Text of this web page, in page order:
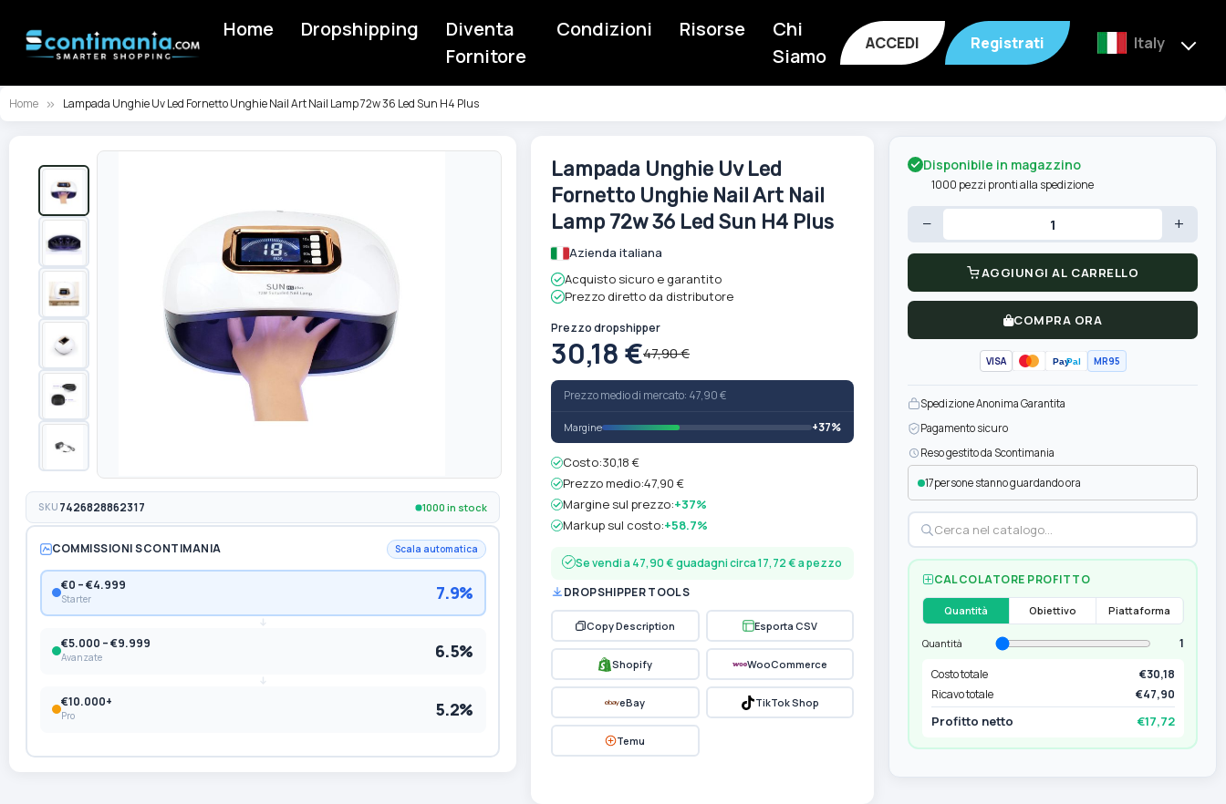
Home Dropshipping
Diventa
Fornitore
Condizioni Risorse
Chi
Siamo
ACCEDI Registrati Italy
Home Lampada Unghie Uv Led Fornetto Unghie Nail Art Nail Lamp 72w 36 Led Sun H4 Plus
della
galleria
immagini
Vai
immagini
SKU 7426828862317 1000 in stock
COMMISSIONI SCONTIMANIA Scala automatica
€0 – €4.999
Starter 7.9%
€5.000 – €9.999
Avanzate 6.5%
€10.000+
Pro 5.2%
Lampada Unghie Uv Led
Fornetto Unghie Nail Art Nail
Lamp 72w 36 Led Sun H4 Plus
Azienda italiana
Acquisto sicuro e garantito
Prezzo diretto da distributore
Prezzo dropshipper
30,18 €47,90 €
Prezzo medio di mercato: 47,90 €
Margine +37%
Costo:30,18 €
Prezzo medio:47,90 €
Margine sul prezzo:+37%
Markup sul costo:+58.7%
Se vendi a 47,90 € guadagni circa 17,72 € a pezzo
DROPSHIPPER TOOLS
Copy Description Esporta CSV
Shopify WooCommerce
eBay TikTok Shop
Temu
Disponibile in magazzino
1000 pezzi pronti alla spedizione
− +
AGGIUNGI AL CARRELLO
COMPRA ORA
VISA PayPal MR95
Spedizione Anonima Garantita
Pagamento sicuro
Reso gestito da Scontimania
17persone stanno guardando ora
CALCOLATORE PROFITTO
Quantità Obiettivo Piattaforma
Quantità
1
Costo totale
€30,18
Ricavo totale
€47,90
Profitto netto €17,72